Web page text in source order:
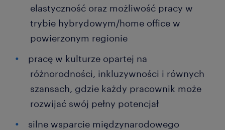
elastyczność oraz możliwość pracy w
trybie hybrydowym/home office w
powierzonym regionie
pracę w kulturze opartej na
różnorodności, inkluzywności i równych
szansach, gdzie każdy pracownik może
rozwijać swój pełny potencjał
silne wsparcie międzynarodowego